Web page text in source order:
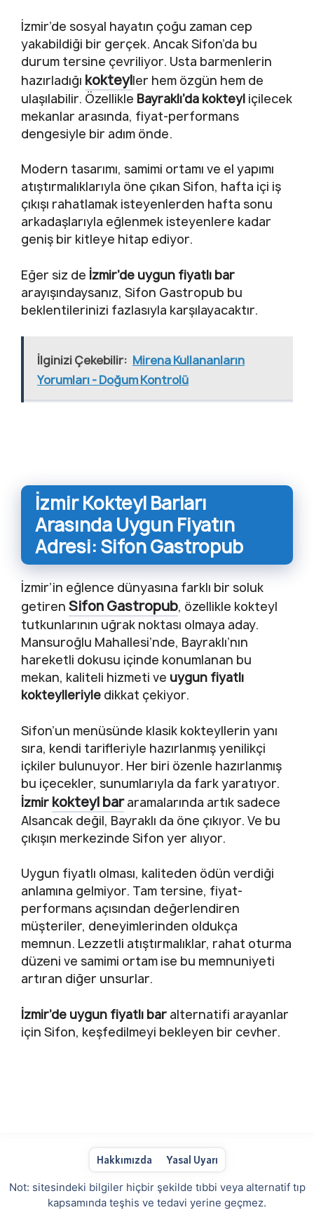
İzmir’de sosyal hayatın çoğu zaman cep
yakabildiği bir gerçek. Ancak Sifon’da bu
durum tersine çevriliyor. Usta barmenlerin
hazırladığı kokteyller hem özgün hem de
ulaşılabilir. Özellikle Bayraklı’da kokteyl içilecek
mekanlar arasında, fiyat-performans
dengesiyle bir adım önde.
Modern tasarımı, samimi ortamı ve el yapımı
atıştırmalıklarıyla öne çıkan Sifon, hafta içi iş
çıkışı rahatlamak isteyenlerden hafta sonu
arkadaşlarıyla eğlenmek isteyenlere kadar
geniş bir kitleye hitap ediyor.
Eğer siz de İzmir’de uygun fiyatlı bar
arayışındaysanız, Sifon Gastropub bu
beklentilerinizi fazlasıyla karşılayacaktır.
İlginizi Çekebilir: Mirena Kullananların
Yorumları - Doğum Kontrolü
İzmir Kokteyl Barları
Arasında Uygun Fiyatın
Adresi: Sifon Gastropub
İzmir’in eğlence dünyasına farklı bir soluk
getiren Sifon Gastropub, özellikle kokteyl
tutkunlarının uğrak noktası olmaya aday.
Mansuroğlu Mahallesi’nde, Bayraklı’nın
hareketli dokusu içinde konumlanan bu
mekan, kaliteli hizmeti ve uygun fiyatlı
kokteylleriyle dikkat çekiyor.
Sifon’un menüsünde klasik kokteyllerin yanı
sıra, kendi tarifleriyle hazırlanmış yenilikçi
içkiler bulunuyor. Her biri özenle hazırlanmış
bu içecekler, sunumlarıyla da fark yaratıyor.
İzmir kokteyl bararamalarında artık sadece
Alsancak değil, Bayraklı da öne çıkıyor. Ve bu
çıkışın merkezinde Sifon yer alıyor.
Uygun fiyatlı olması, kaliteden ödün verdiği
anlamına gelmiyor. Tam tersine, fiyat-
performans açısından değerlendiren
müşteriler, deneyimlerinden oldukça
memnun. Lezzetli atıştırmalıklar, rahat oturma
düzeni ve samimi ortam ise bu memnuniyeti
artıran diğer unsurlar.
İzmir’de uygun fiyatlı bar alternatifi arayanlar
için Sifon, keşfedilmeyi bekleyen bir cevher.
Hakkımızda Yasal Uyarı
Not: sitesindeki bilgiler hiçbir şekilde tıbbi veya alternatif tıp
kapsamında teşhis ve tedavi yerine geçmez.